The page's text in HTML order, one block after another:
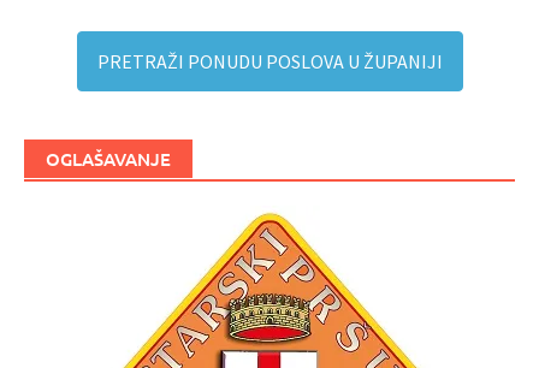
PRETRAŽI PONUDU POSLOVA U ŽUPANIJI
OGLAŠAVANJE